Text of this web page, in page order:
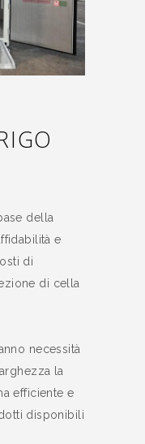
della
e
di
di cella
necessità
la
efficiente e
disponibili